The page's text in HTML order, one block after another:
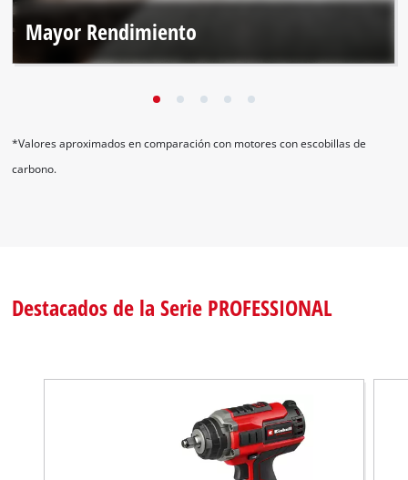
Mayor Rendimiento
El motor sin escobillas y los materiales premium brindan
*Valores aproximados en comparación con motores con escobillas de
carbono.
Destacados de la Serie PROFESSIONAL